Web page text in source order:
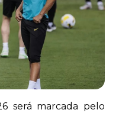
será marcada pelo